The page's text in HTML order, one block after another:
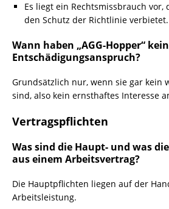
Es liegt ein Rechtsmissbrauch
den Schutz der Richtlinie verbietet.
Wann haben „AGG-Hopper“
Entschädigungsanspruch?
Grundsätzlich nur, wenn sie gar kein
sind, also kein ernsthaftes Interesse
Vertragspflichten
Was sind die Haupt- und was
aus einem Arbeitsvertrag?
Die Hauptpflichten liegen auf der
Arbeitsleistung.